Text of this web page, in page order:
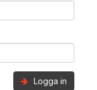
Logga in